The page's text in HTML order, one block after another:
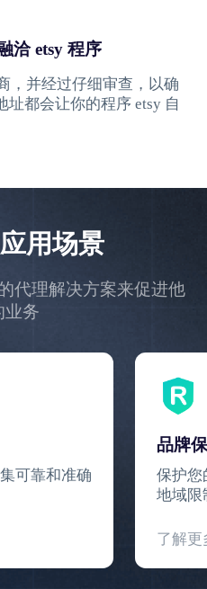
洽 etsy 程序
，并经过仔细审查，以确
都会让你的程序 etsy 自
用场景
代理解决方案来促进他
业务
可靠和准确
品牌
保护您
地域限
了解更